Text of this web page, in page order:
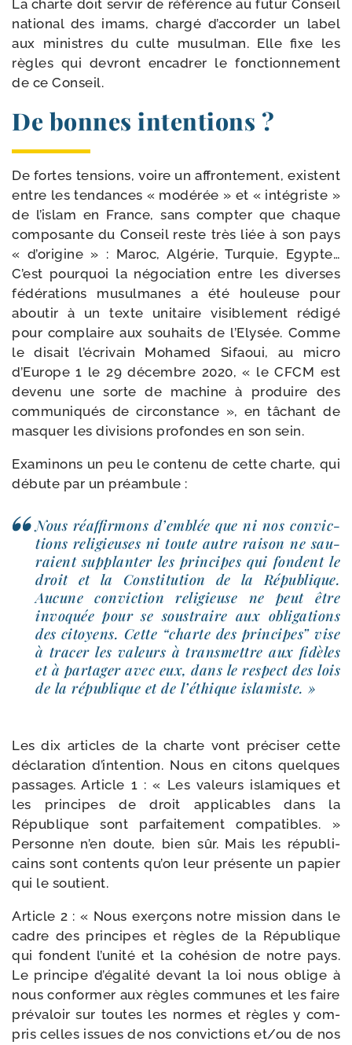
La charte doit ser­vir de réfé­rence au futur Conseil
natio­nal des imams, char­gé d’accorder un label
aux ministres du culte musul­man. Elle fixe les
règles qui devront enca­drer le fonc­tion­ne­ment
de ce Conseil.
De bonnes intentions ?
De fortes ten­sions, voire un affron­te­ment, existent
entre les ten­dances « modé­rée » et « inté­griste »
de l’islam en France, sans comp­ter que chaque
com­po­sante du Conseil reste très liée à son pays
« d’origine » : Maroc, Algérie, Turquie, Egypte…
C’est pour­quoi la négo­cia­tion entre les diverses
fédé­ra­tions musul­manes a été hou­leuse pour
abou­tir à un texte uni­taire visi­ble­ment rédi­gé
pour com­plaire aux sou­haits de l’Elysée. Comme
le disait l’écrivain Mohamed Sifaoui, au micro
d’Europe 1 le 29 décembre 2020, « le CFCM est
deve­nu une sorte de machine à pro­duire des
com­mu­ni­qués de cir­cons­tance », en tâchant de
mas­quer les divi­sions pro­fondes en son sein.
Examinons un peu le conte­nu de cette charte, qui
débute par un préambule :
Nous réaf­fir­mons d’emblée que ni nos convic­
tions reli­gieuses ni toute autre rai­son ne sau­
raient sup­plan­ter les prin­cipes qui fondent le
droit et la Constitution de la République.
Aucune convic­tion reli­gieuse ne peut être
invo­quée pour se sous­traire aux obli­ga­tions
des citoyens. Cette “charte des prin­cipes” vise
à tra­cer les valeurs à trans­mettre aux fidèles
et à par­ta­ger avec eux, dans le res­pect des lois
de la répu­blique et de l’éthique islamiste. »
Les dix articles de la charte vont pré­ci­ser cette
décla­ra­tion d’intention. Nous en citons quelques
pas­sages. Article 1 : « Les valeurs isla­miques et
les prin­cipes de droit appli­cables dans la
République sont par­fai­te­ment com­pa­tibles. »
Personne n’en doute, bien sûr. Mais les répu­bli­
cains sont contents qu’on leur pré­sente un papier
qui le soutient.
Article 2 : « Nous exer­çons notre mis­sion dans le
cadre des prin­cipes et règles de la République
qui fondent l’unité et la cohé­sion de notre pays.
Le prin­cipe d’égalité devant la loi nous oblige à
nous confor­mer aux règles com­munes et les faire
pré­va­loir sur toutes les normes et règles y com­
pris celles issues de nos convic­tions et/​ou de nos